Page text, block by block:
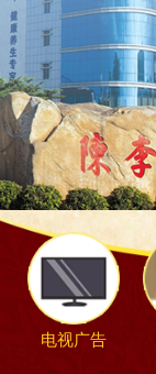
电视广告